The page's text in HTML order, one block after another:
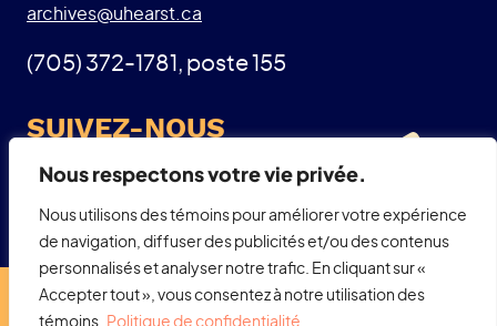
Nous respectons votre vie privée.
Nous utilisons des témoins pour améliorer votre expérience
de navigation, diffuser des publicités et/ou des contenus
personnalisés et analyser notre trafic. En cliquant sur «
Accepter tout », vous consentez à notre utilisation des
témoins. Politique de confidentialité
archives@uhearst.ca
(705) 372-1781, poste 155
SUIVEZ-NOUS
Facebook
© CAGZA, tous droits réservés 2023.
Politique de confidentialité